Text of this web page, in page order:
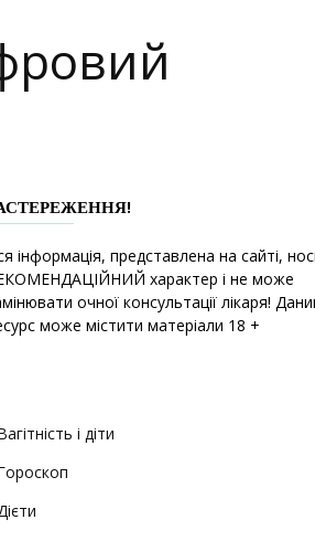
інформація, представлена на сайті,
характер і не може
очної консультації лікаря!
може містити матеріали 18 +
і діти